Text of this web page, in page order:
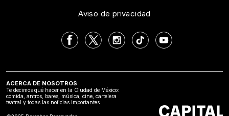
Aviso de privacidad
ACERCA DE NOSOTROS
Te decimos qué hacer en la Ciudad de México:
comida, antros, bares, música, cine, cartelera
teatral y todas las noticias importantes